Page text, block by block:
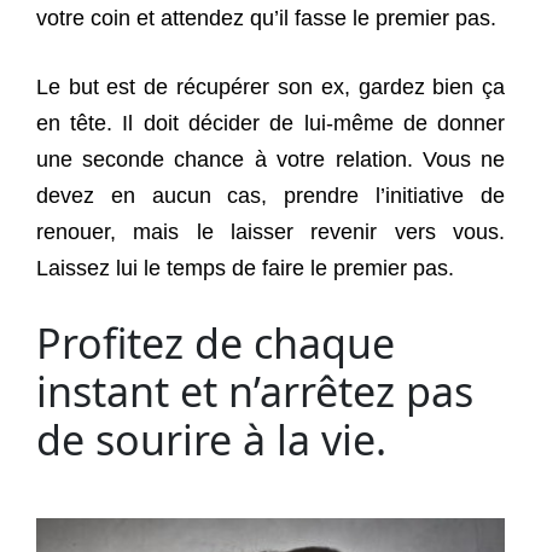
votre coin et attendez qu’il fasse le premier pas.
Le but est de récupérer son ex, gardez bien ça
en tête. Il doit décider de lui-même de donner
une seconde chance à votre relation. Vous ne
devez en aucun cas, prendre l’initiative de
renouer, mais le laisser revenir vers vous.
Laissez lui le temps de faire le premier pas.
Profitez de chaque
instant et n’arrêtez pas
de sourire à la vie.